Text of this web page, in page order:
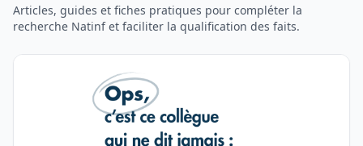
Articles, guides et fiches pratiques pour compléter la
recherche Natinf et faciliter la qualification des faits.